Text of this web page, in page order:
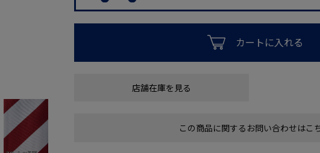
カートに入れる
店舗在庫を見る
この商品に関するお問い合わせはこ